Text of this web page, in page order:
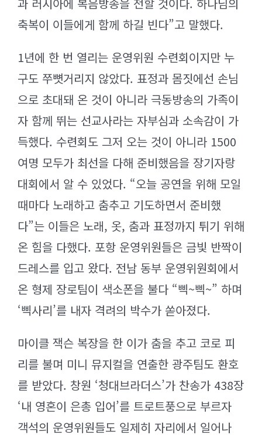
축복이 이들에게 함께 하길 빈다”고 말했다.
1년에 한 번 열리는 운영위원 수련회이지만 누
구도 쭈뼛거리지 않았다. 표정과 몸짓에선 손님
으로 초대돼 온 것이 아니라 극동방송의 가족이
자 함께 뛰는 선교사라는 자부심과 소속감이 가
득했다. 수련회도 그저 오는 것이 아니라 1500
여명 모두가 최선을 다해 준비했음을 장기자랑
대회에서 알 수 있었다. “오늘 공연을 위해 모일
때마다 노래하고 춤추고 기도하면서 준비했
다”는 이들은 노래, 옷, 춤과 표정까지 튀기 위해
온 힘을 다했다. 포항 운영위원들은 금빛 반짝이
드레스를 입고 왔다. 전남 동부 운영위원회에서
온 형제 장로팀이 색소폰을 불다 “삑~삑~” 하며
‘삑사리’를 내자 격려의 박수가 쏟아졌다.
마이클 잭슨 복장을 한 이가 춤을 추고 코로 피
리를 불며 미니 뮤지컬을 연출한 광주팀도 환호
를 받았다. 창원 ‘청대브라더스’가 찬송가 438장
‘내 영혼이 은총 입어’를 트로트풍으로 부르자
객석의 운영위원들도 일제히 자리에서 일어나